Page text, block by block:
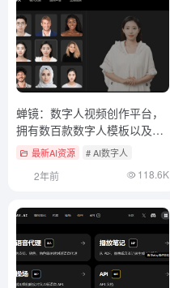
蝉镜：数字人视频创作平台，
拥有数百款数字人模板以及克
隆专属数字人形象（付费）
最新AI资源 # AI数字人
2年前 118.6K